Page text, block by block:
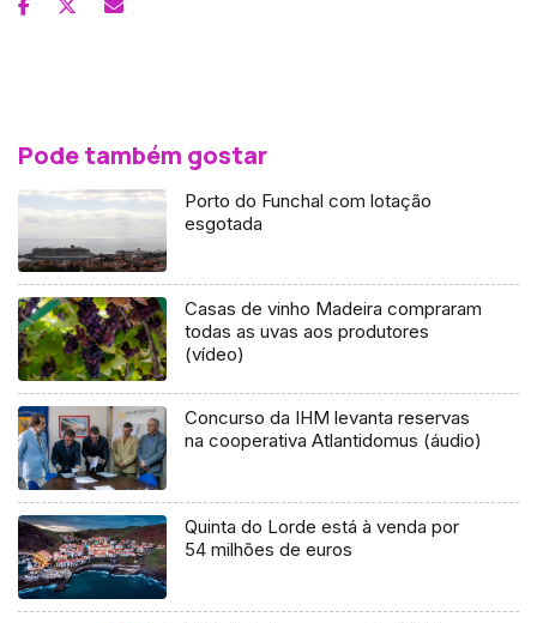
Pode também gostar
Porto do Funchal com lotação
esgotada
Casas de vinho Madeira compraram
todas as uvas aos produtores
(vídeo)
Concurso da IHM levanta reservas
na cooperativa Atlantidomus (áudio)
Quinta do Lorde está à venda por
54 milhões de euros